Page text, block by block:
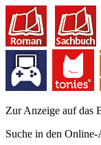
Zur Anzeige auf das
Suche in den Online-